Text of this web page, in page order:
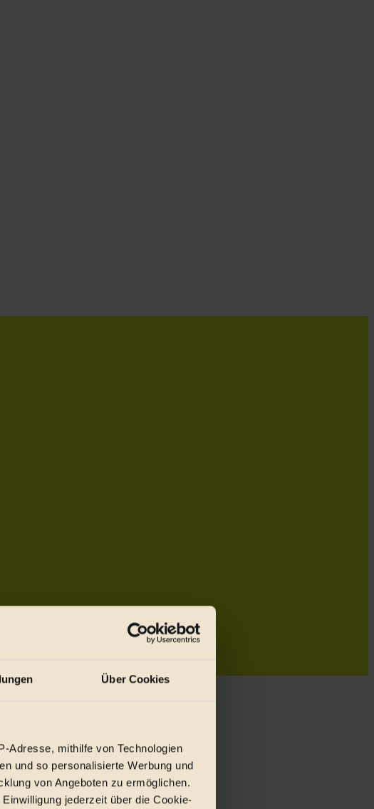
Über Cookies
Adresse, mithilfe von Technologien
und so personalisierte Werbung und
von Angeboten zu ermöglichen.
jederzeit über die Cookie-